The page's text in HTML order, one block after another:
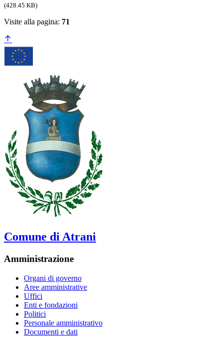
(428.45 KB)
Visite alla pagina: 71
Comune di Atrani
Amministrazione
Organi di governo
Aree amministrative
Uffici
Enti e fondazioni
Politici
Personale amministrativo
Documenti e dati